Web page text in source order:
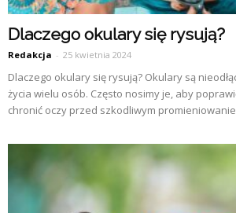
Dlaczego okulary się rysują?
Redakcja - 25 kwietnia 2024
Dlaczego okulary się rysują? Okulary są
życia wielu osób. Często nosimy je, aby
chronić oczy przed szkodliwym